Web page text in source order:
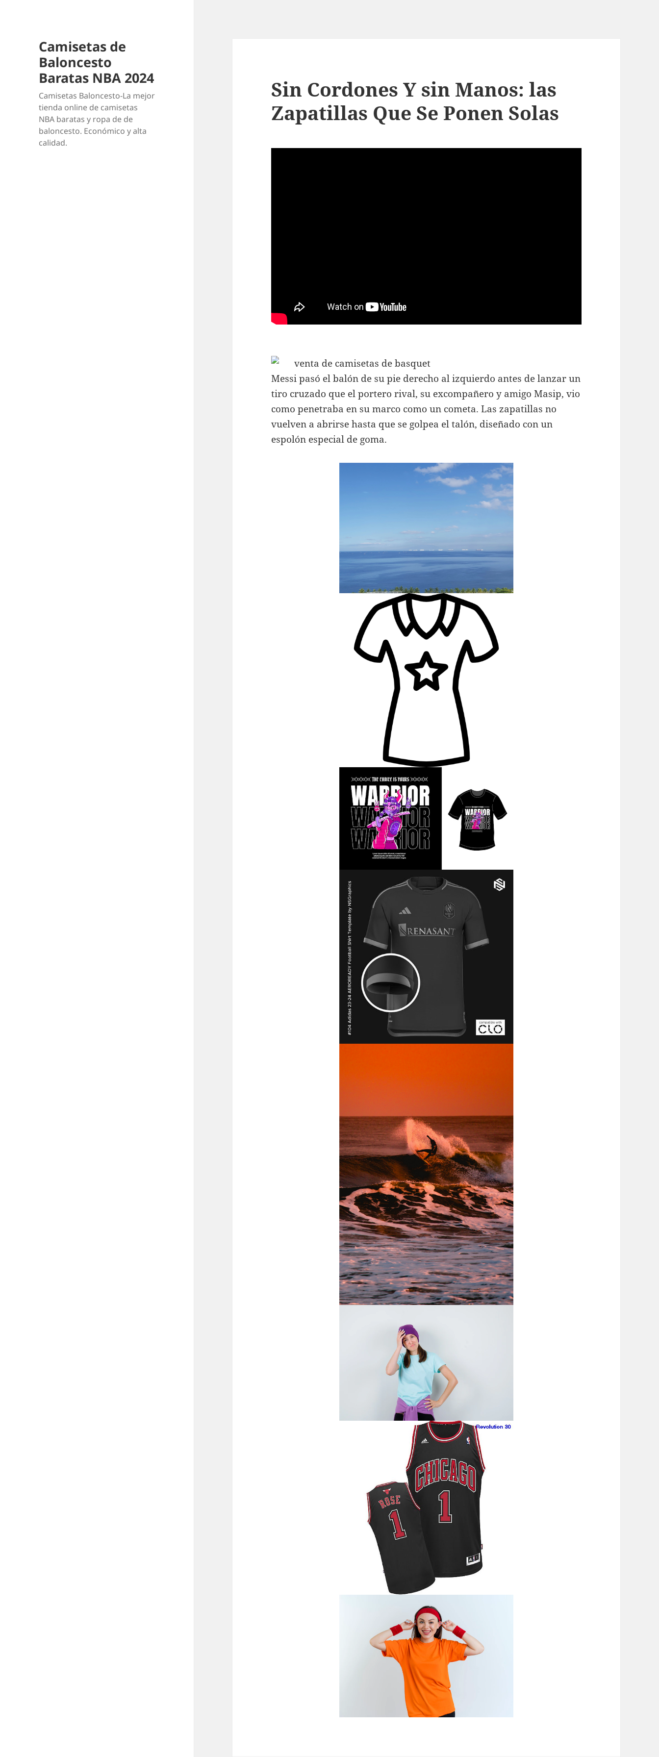
Camisetas de
Baloncesto
Baratas NBA 2024
Camisetas Baloncesto-La mejor
tienda online de camisetas
NBA baratas y ropa de de
baloncesto. Económico y alta
calidad.
Sin Cordones Y sin Manos: las
Zapatillas Que Se Ponen Solas
Messi pasó el balón de su pie derecho al izquierdo antes de lanzar un
tiro cruzado que el portero rival, su excompañero y amigo Masip, vio
como penetraba en su marco como un cometa. Las zapatillas no
vuelven a abrirse hasta que se golpea el talón, diseñado con un
espolón especial de goma.